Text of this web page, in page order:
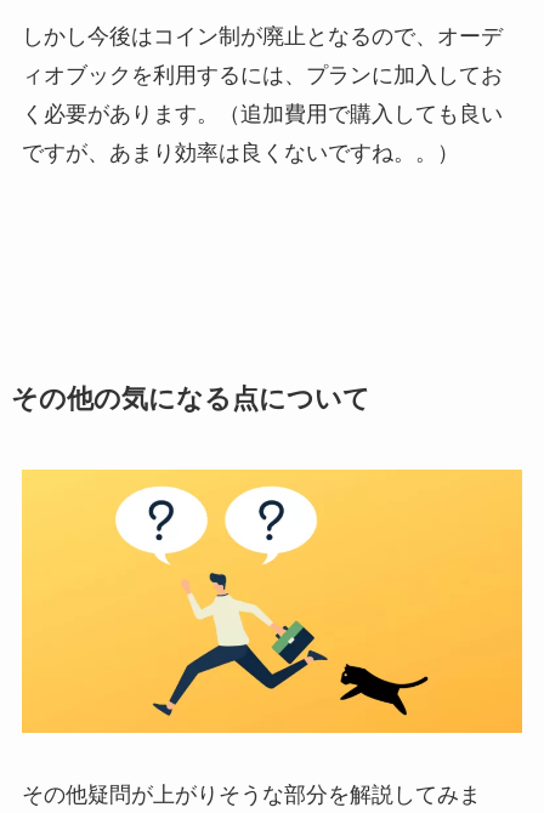
しかし今後はコイン制が廃止となるので、オーデ
ィオブックを利用するには、プランに加入してお
く必要があります。（追加費用で購入しても良い
ですが、あまり効率は良くないですね。。）
その他の気になる点について
その他疑問が上がりそうな部分を解説してみま